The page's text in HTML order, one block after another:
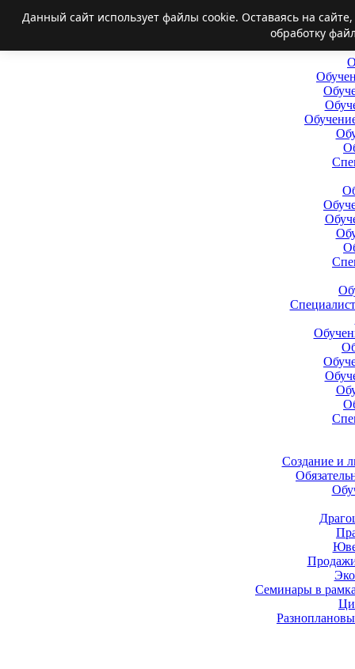
Создание и
Семинары в
Данный сайт использует файлы cookie. Оставаясь на
обработку